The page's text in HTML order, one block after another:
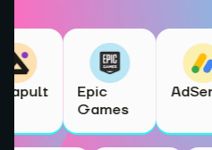
Epic
Games